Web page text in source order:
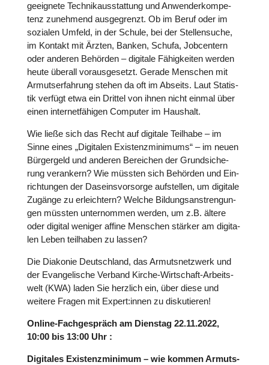
geeig­nete Tech­nik­aus­stat­tung und Anwen­der­kom­pe­
tenz zuneh­mend aus­ge­grenzt. Ob im Beruf oder im
sozialen Umfeld, in der Schule, bei der Stel­len­su­che,
im Kontakt mit Ärzten, Banken, Schufa, Job­cen­tern
oder anderen Behörden – digitale Fähig­kei­ten werden
heute überall vor­aus­ge­setzt. Gerade Menschen mit
Armut­s­er­fah­rung stehen da oft im Abseits. Laut Sta­tis­
tik verfügt etwa ein Drittel von ihnen nicht einmal über
einen inter­net­fä­hi­gen Computer im Haushalt.
Wie ließe sich das Recht auf digitale Teilhabe – im
Sinne eines „Digi­ta­len Exis­tenz­mi­ni­mums“ – im neuen
Bür­ger­geld und anderen Berei­chen der Grund­si­che­
rung ver­an­kern? Wie müssten sich Behörden und Ein­
rich­tun­gen der Daseins­vor­sorge auf­stel­len, um digitale
Zugänge zu erleich­tern? Welche Bil­dungs­an­stren­gun­
gen müssten unter­nom­men werden, um z.B. ältere
oder digital weniger affine Menschen stärker am digi­ta­
len Leben teil­ha­ben zu lassen?
Die Diakonie Deutsch­land, das Armuts­netz­werk und
der Evan­ge­li­sche Verband Kirche-Wirt­schaft-Arbeits­
welt (KWA) laden Sie herzlich ein, über diese und
weitere Fragen mit Expert:innen zu dis­ku­tie­ren!
Online-Fach­ge­spräch am Dienstag 22.11.2022,
10:00 bis 13:00 Uhr :
Digi­ta­les Exis­tenz­mi­ni­mum – wie kommen Armuts­